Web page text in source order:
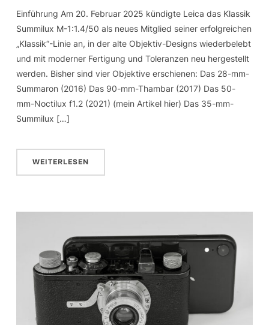
Einführung Am 20. Februar 2025 kündigte Leica das Klassik
Summilux M-1:1.4/50 als neues Mitglied seiner erfolgreichen
„Klassik“-Linie an, in der alte Objektiv-Designs wiederbelebt
und mit moderner Fertigung und Toleranzen neu hergestellt
werden. Bisher sind vier Objektive erschienen: Das 28-mm-
Summaron (2016) Das 90-mm-Thambar (2017) Das 50-
mm-Noctilux f1.2 (2021) (mein Artikel hier) Das 35-mm-
Summilux […]
WEITERLESEN